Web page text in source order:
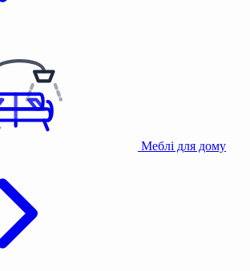
Меблі для дому